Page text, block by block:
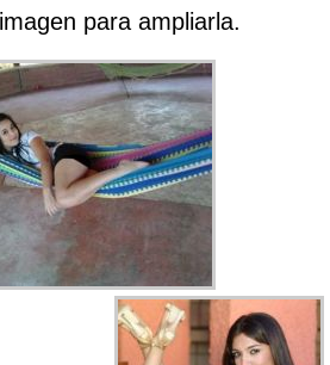
para ampliarla.